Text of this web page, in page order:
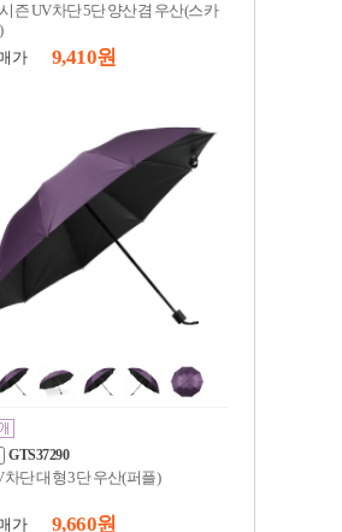
즌 UV차단 5단 양산겸 우산(스카
가
9,410 원
GTS37290
차단 대형 3단 우산(퍼플)
가 9,660 원